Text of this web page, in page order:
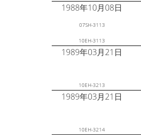
1988年10月08日
07SH-3113
10EH-3113
1989年03月21日
10EH-3213
1989年03月21日
10EH-3214